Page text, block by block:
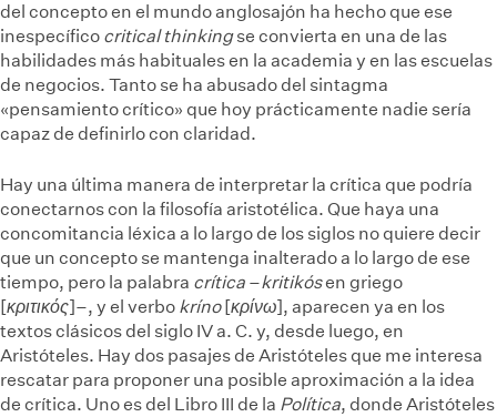
del concepto en el mundo anglosajón ha hecho que ese
inespecífico critical thinkingse convierta en una de las
habilidades más habituales en la academia y en las escuelas
de negocios. Tanto se ha abusado del sintagma
«pensamiento crítico» que hoy prácticamente nadie sería
capaz de definirlo con claridad.
Hay una última manera de interpretar la crítica que podría
conectarnos con la filosofía aristotélica. Que haya una
concomitancia léxica a lo largo de los siglos no quiere decir
que un concepto se mantenga inalterado a lo largo de ese
tiempo, pero la palabra crítica –kritikósen griego
[κριτικός]–, y el verbo kríno[κρίνω], aparecen ya en los
textos clásicos del siglo IV a. C. y, desde luego, en
Aristóteles. Hay dos pasajes de Aristóteles que me interesa
rescatar para proponer una posible aproximación a la idea
de crítica. Uno es del Libro III de la Política, donde Aristóteles